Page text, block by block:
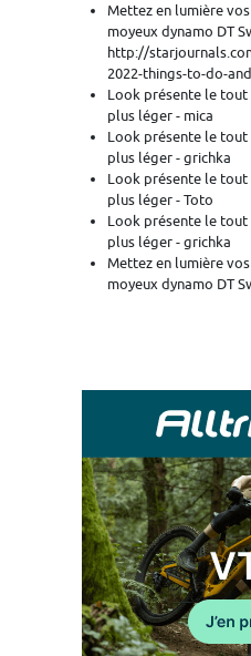
Mettez en lumière
moyeux dynamo DT
http://
2022-things-to-do-
Look présente le tout
plus léger - mica
Look présente le tout
plus léger - grichka
Look présente le tout
plus léger - Toto
Look présente le tout
plus léger - grichka
Mettez en lumière
moyeux dynamo DT